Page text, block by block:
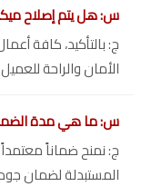
س: هل يتم إصلاح
ج: بالتأكيد، كافة
الأمان والراحة
س: ما هي مدة
المستبدلة لضمان